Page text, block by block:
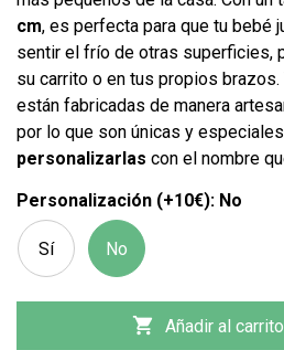
cm, es perfecta para que tu bebé
sentir el frío de otras superficies,
su carrito o en tus propios
están fabricadas de manera
por lo que son únicas y
personalizarlas con el nombre
Personalización (+10€): No
Sí No
 Añadir al carrito
INICIAR SESIÓN